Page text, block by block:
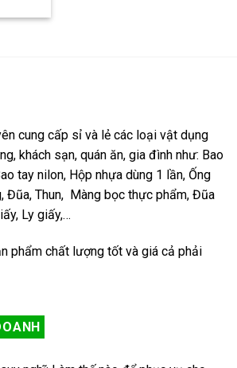
cung cấp sỉ và lẻ các loại vật dụng
khách sạn, quán ăn, gia đình như: Bao
tay nilon, Hộp nhựa dùng 1 lần, Ống
Đũa, Thun, Màng bọc thực phẩm, Đũa
Ly giấy,…
phẩm chất lượng tốt và giá cả phải